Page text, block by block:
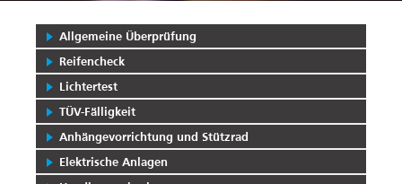
Allgemeine Überprüfung
Reifencheck
Lichtertest
TÜV-Fälligkeit
Anhängevorrichtung und Stützrad
Elektrische Anlagen